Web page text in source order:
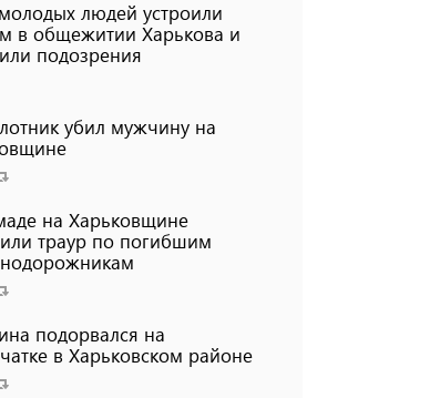
людей устроили
в общежитии Харькова и
подозрения
убил мужчину на
на Харьковщине
траур по погибшим
подорвался на
в Харьковском районе